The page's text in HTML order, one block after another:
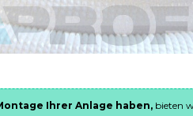
Ihrer Anlage haben, bieten